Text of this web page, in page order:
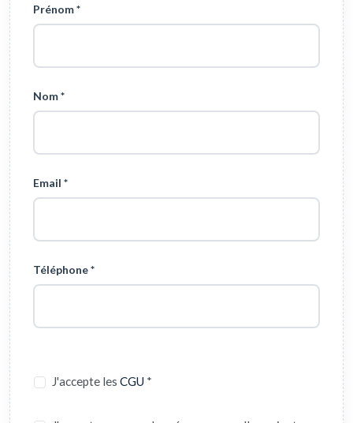
Prénom *
Nom *
Email *
Téléphone *
J'accepte les CGU *